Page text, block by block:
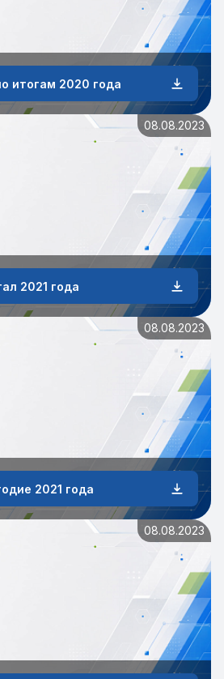
итогам 2020 года
08.08.2023
2021 года
08.08.2023
2021 года
08.08.2023